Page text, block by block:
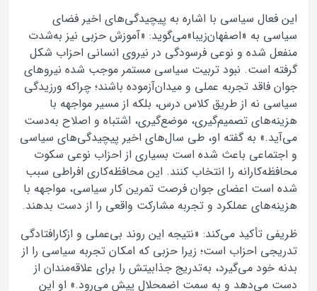
این فعال سیاسی با اشاره به پیچیدگی‌های اخیر فضای
سیاسی به «اصفهان‌زیبا»می‌گوید: «آموزش حزبی نیز به‌شدت
منفعل شده و نوعی فرسودگی در نیروی انسانی احزاب شکل
گرفته است. نبود تربیت سیاسی مستمر موجب شده نیروهای
جوان فاقد تجربه عملی و میدان‌آزموده باشند؛ چراکه ورزیدگی
سیاسی نه از طریق کلاس درس، بلکه از مسیر مواجهه با
هزینه‌های تصمیم‌گیری، موضع‌گیری، اشتباه و اصلاح به‌دست
می‌آید.» به گفته او، طی سال‌های اخیر پیچیدگی‌های سیاسی
و اجتماعی باعث شده است بسیاری از احزاب نوعی سکوت
محافظه‌کارانه را انتخاب کنند. این محافظه‌کاری افراطی سبب‌
شده است اعضای جوان فرصت تمرین کار سیاسی، مواجهه با
هزینه‌های عملکرد و تجربه مشارکت واقعی را از دست بدهند.
ظریفی تأکید می‌کند: «نتیجه این روند بی‌عملی و ازکارافتادگی
تدریجی احزاب است؛ زیرا حزبی که امکان تجربه سیاسی را از
بدنه خود می‌گیرد، به‌تدریج جذابیتش را برای علاقه‌مندان از
دست می‌دهد و به سمت اضمحلال پیش می‌رود.» او این